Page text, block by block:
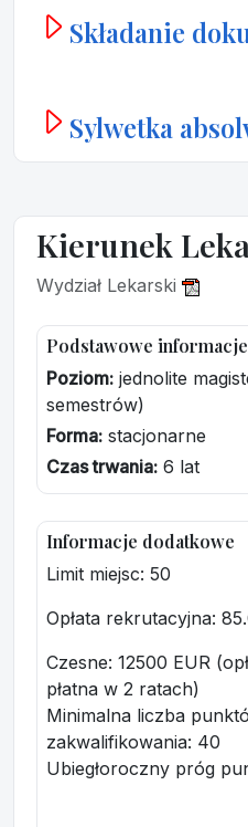
Składanie
Sylwetka
Kierunek
Wydział Lekarski
Podstawowe informacje
Poziom: jednolite
semestrów)
Forma: stacjonarne
Czas trwania: 6 lat
Informacje dodatkowe
Limit miejsc: 50
Opłata rekrutacyjna:
Czesne: 12500 EUR
płatna w 2 ratach)
Minimalna liczba
zakwalifikowania: 40
Ubiegłoroczny próg